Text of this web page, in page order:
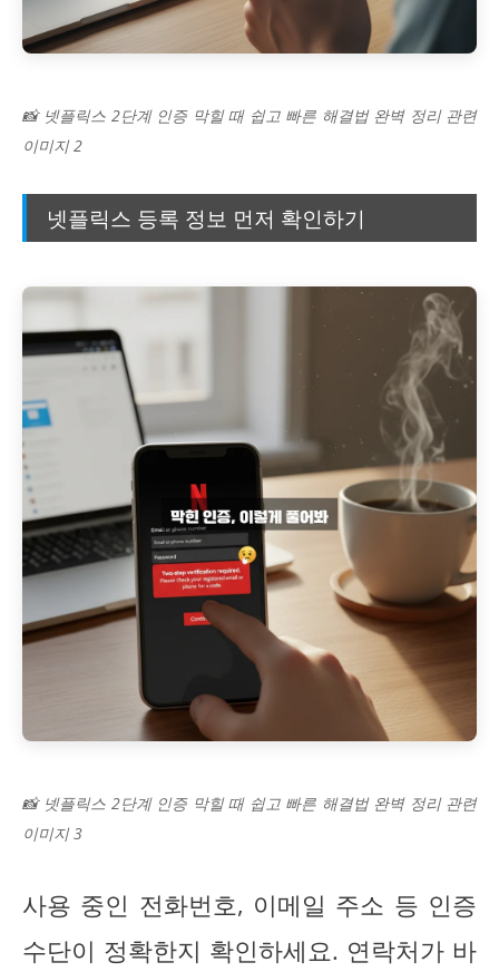
📸 넷플릭스 2단계 인증 막힐 때 쉽고 빠른 해결법 완벽 정리 관련
이미지 2
넷플릭스 등록 정보 먼저 확인하기
📸 넷플릭스 2단계 인증 막힐 때 쉽고 빠른 해결법 완벽 정리 관련
이미지 3
사용 중인 전화번호, 이메일 주소 등 인증
수단이 정확한지 확인하세요. 연락처가 바